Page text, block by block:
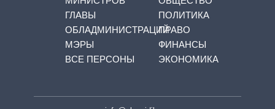
ГЛАВЫ
ОБЛАДМИНИСТРАЦИЙ
МЭРЫ
ВСЕ ПЕРСОНЫ
ПОЛИТИКА
ПРАВО
ФИНАНСЫ
ЭКОНОМИКА